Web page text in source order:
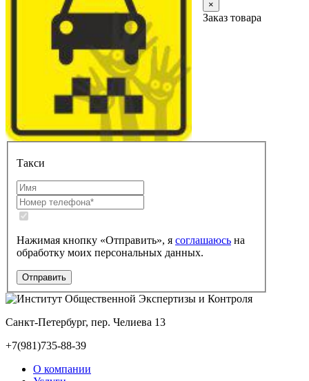
×
Заказ товара
Такси
Нажимая кнопку «Отправить», я соглашаюсь на
обработку моих персональных данных.
Санкт-Петербург, пер. Челиева 13
+7(981)735-88-39
О компании